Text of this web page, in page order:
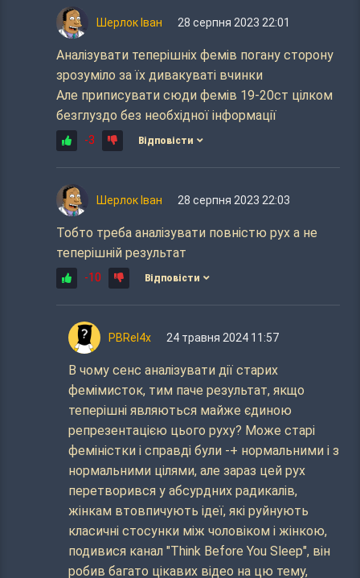
Шерлок Іван 28 серпня 2023 22:01
Аналізувати теперішніх фемів погану сторону
зрозуміло за їх дивакуваті вчинки
Але приписувати сюди фемів 19-20ст цілком
безглуздо без необхідної інформації
-3 Відповісти
Шерлок Іван 28 серпня 2023 22:03
Тобто треба аналізувати повністю рух а не
теперішній результат
-10 Відповісти
PBRel4x 24 травня 2024 11:57
В чому сенс аналізувати дії старих
фемімисток, тим паче результат, якщо
теперішні являються майже єдиною
репрезентацією цього руху? Може старі
феміністки і справді були -+ нормальними і з
нормальними цілями, але зараз цей рух
перетворився у абсурдних радикалів,
жінкам втовпичують ідеї, які руйнують
класичні стосунки між чоловіком і жінкою,
подивися канал "Think Before You Sleep", він
робив багато цікавих відео на цю тему,